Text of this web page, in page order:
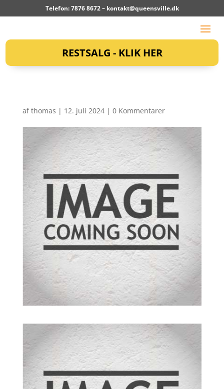
Telefon: 7876 8672 – kontakt@queensville.dk
RESTSALG - KLIK HER
afthomas | 12. juli 2024| 0 Kommentarer